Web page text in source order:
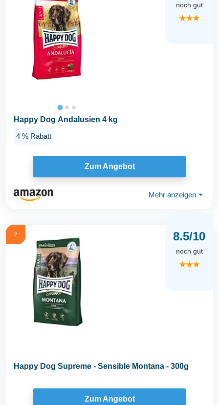
noch gut
★★★
Happy Dog Andalusien 4 kg
4 % Rabatt
Zum Angebot
Mehr anzeigen ⏷
7 8.5/10
noch gut
★★★
Happy Dog Supreme - Sensible Montana - 300g
Zum Angebot